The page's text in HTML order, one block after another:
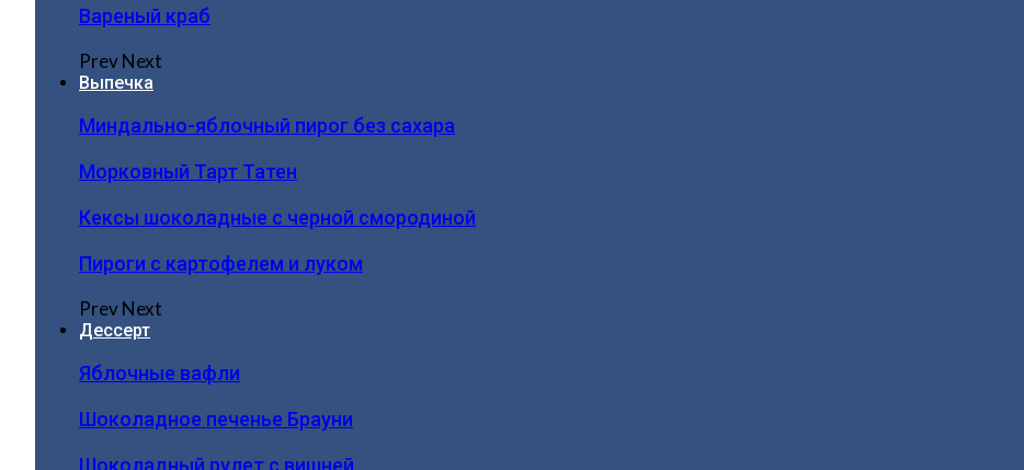
Вареный краб
PrevNext
Выпечка
Миндально-яблочный пирог без сахара
Морковный Тарт Татен
Кексы шоколадные с черной смородиной
Пироги c картофелем и луком
PrevNext
Дессерт
Яблочные вафли
Шоколадное печенье Брауни
Шоколадный рулет с вишней